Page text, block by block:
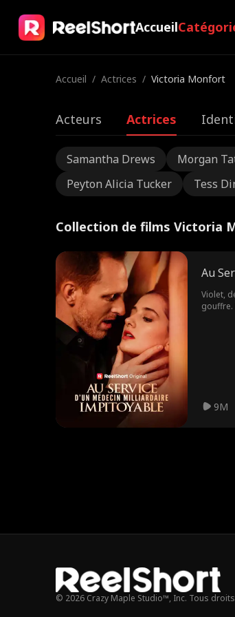
Accueil
Accueil / Actrices / Victoria Monfort
Acteurs Actrices
Samantha Drews Morgan
Peyton Alicia Tucker
Tess
Collection de films Victoria
Au
Violet,
gouffre.
9M
© 2026 Crazy Maple Studio™, Inc. Tous